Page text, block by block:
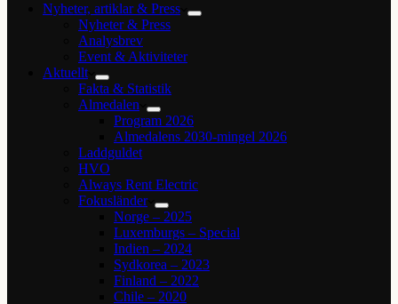
Nyheter, artiklar & Press
Nyheter & Press
Analysbrev
Event & Aktiviteter
Aktuellt
Fakta & Statistik
Almedalen
Program 2026
Almedalens 2030-mingel 2026
Laddguldet
HVO
Always Rent Electric
Fokusländer
Norge – 2025
Luxemburgs – Special
Indien – 2024
Sydkorea – 2023
Finland – 2022
Chile – 2020